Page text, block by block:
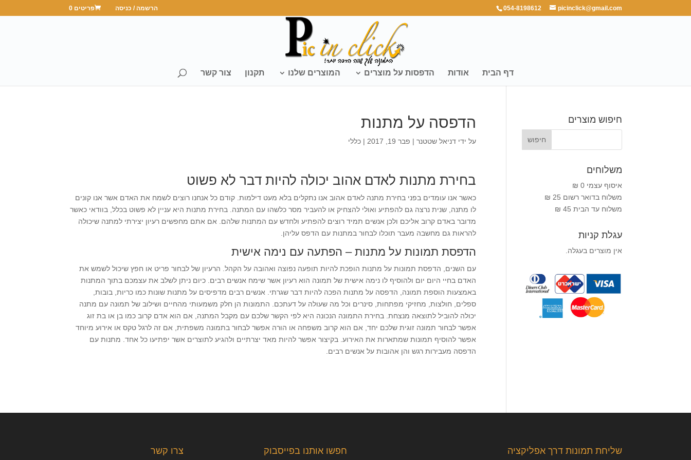
054-8198612 picinclick@gmail.com הרשמה / כניסה פריטים 0
דף הבית אודות הדפסות על מוצרים המוצרים שלנו תקנון צור קשר
הדפסה על מתנות
על ידי דניאל שטטנר| פבר 19, 2017 | כללי
בחירת מתנות לאדם אהוב יכולה להיות דבר לא פשוט
כאשר אנו עומדים בפני בחירת מתנה לאדם אהוב אנו נתקלים בלא מעט דילמות. קודם כל אנחנו רוצים לשמח את האדם אשר אנו קונים
לו מתנה, שנית נרצה גם להפתיע ואולי להצחיק או להעביר מסר כלשהו עם המתנה. בחירת מתנות היא עניין לא פשוט בכלל, בוודאי כאשר
מדובר באדם קרוב אליכם ולכן אנשים תמיד רוצים להפתיע ולחדש עם המתנות שלהם. אם אתם מחפשים רעיון יצירתי למתנה שיכולה
להראות גם מחשבה מעבר תוכלו לבחור במתנות עם הדפס עליהן.
הדפסת תמונות על מתנות – הפתעה עם נימה אישית
עם השנים, הדפסת תמונות על מתנות הופכת להיות תופעה נפוצה ואהובה על הקהל. הרעיון של לבחור פריט או חפץ שיכול לשמש את
האדם בחיי היום יום ולהוסיף לו נימה אישית של תמונה הוא רעיון אשר שימח אנשים רבים. כיום ניתן לשלב את עצמכם בתוך המתנות
באמצעות הוספת תמונה, הדפסה על מתנות הפכה להיות דבר שגרתי. אנשים רבים מדפיסים על מתנות שונות כמו כריות, בובות,
ספלים, חולצות, מחזיקי מפתחות, סינרים וכל מה שעולה על דעתכם. התמונות הן חלק משמעותי מהחיים ושילוב של תמונה עם מתנה
יכולה להוביל לתוצאה מנצחת. בחירת התמונה הנכונה היא לפי הקשר שלכם עם מקבל המתנה, אם הוא אדם קרוב כמו בן או בת זוג
אפשר לבחור תמונה זוגית שלכם יחד, אם הוא קרוב משפחה או הורה אפשר לבחור בתמונה משפתית, אם זה לרגל טקס או אירוע מיוחד
אפשר להוסיף תמונות שמתארות את האירוע. בקיצור אפשר להיות מאד יצרתיים ולהגיע לתוצרים אשר יפתיעו כל אחד. מתנות עם
הדפסה מעבירות רגש והן אהובות על אנשים רבים.
חיפוש מוצרים
משלוחים
איסוף עצמי 0 ₪
משלוח בדואר רשום 25 ₪
משלוח עד הבית 45 ₪
עגלת קניות
אין מוצרים בעגלה.
צרו קשר חפשו אותנו בפייסבוק שליחת תמונות דרך אפליקציה